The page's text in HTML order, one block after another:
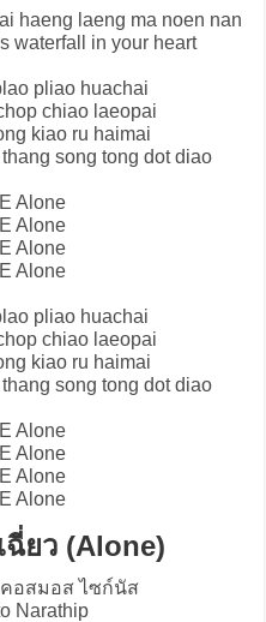
haeng laeng ma noen nan
waterfall in your heart
pliao huachai
chiao laeopai
kiao ru haimai
song tong dot diao
Alone
Alone
Alone
Alone
pliao huachai
chiao laeopai
kiao ru haimai
song tong dot diao
Alone
Alone
Alone
Alone
ฉี่ยว (Alone)
คอสมอส ไซก์นัส
Narathip